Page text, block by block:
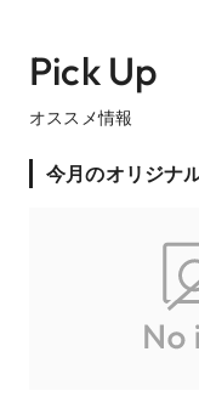
嬉しいプレゼント
【レストランチケ
式場がある中で初め
ただける
「ホテルレストラン
他にも沢山お得で
来館お待ちしており
（※対象のブライダ
新郎新婦様揃っての
Pick Up
オススメ情報
今月のオリジナ